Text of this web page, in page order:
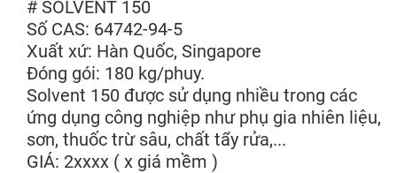
# SOLVENT 150
Số CAS: 64742-94-5
Xuất xứ: Hàn Quốc, Singapore
Đóng gói: 180 kg/phuy.
Solvent 150 được sử dụng nhiều trong các
ứng dụng công nghiệp như phụ gia nhiên liệu,
sơn, thuốc trừ sâu, chất tẩy rửa,...
GIÁ: 2xxxx ( x giá mềm )